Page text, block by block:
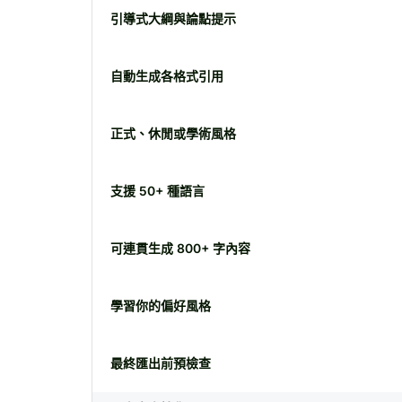
引導式大綱與論點提示
自動生成各格式引用
正式、休閒或學術風格
支援 50+ 種語言
可連貫生成 800+ 字內容
學習你的偏好風格
最終匯出前預檢查